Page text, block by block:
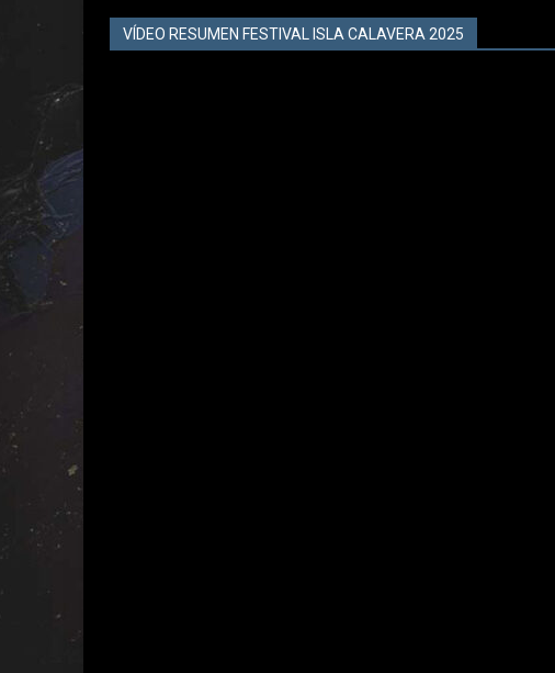
VÍDEO RESUMEN FESTIVAL ISLA CALAVERA 2025